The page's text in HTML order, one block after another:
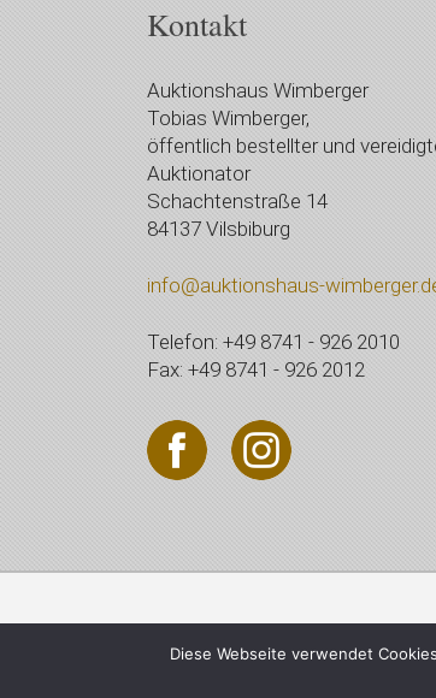
Kontakt
Auktionshaus Wimberger
Tobias Wimberger,
öffentlich bestellter und
Auktionator
Schachtenstraße 14
84137 Vilsbiburg
info@auktionshaus-
Telefon: +49 8741 - 926 2010
Fax: +49 8741 - 926 2012
© 2021
Diese Webseite verwendet